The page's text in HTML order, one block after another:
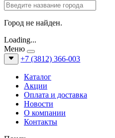
Город не найден.
Loading...
Меню
+7 (3812) 366-003
Каталог
Акции
Оплата и доставка
Новости
О компании
Контакты